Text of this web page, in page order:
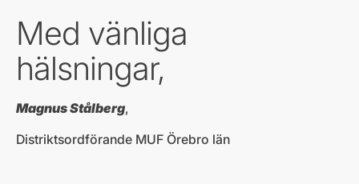
Med vänliga
hälsningar,
Magnus Stålberg,
Distriktsordförande MUF Örebro län